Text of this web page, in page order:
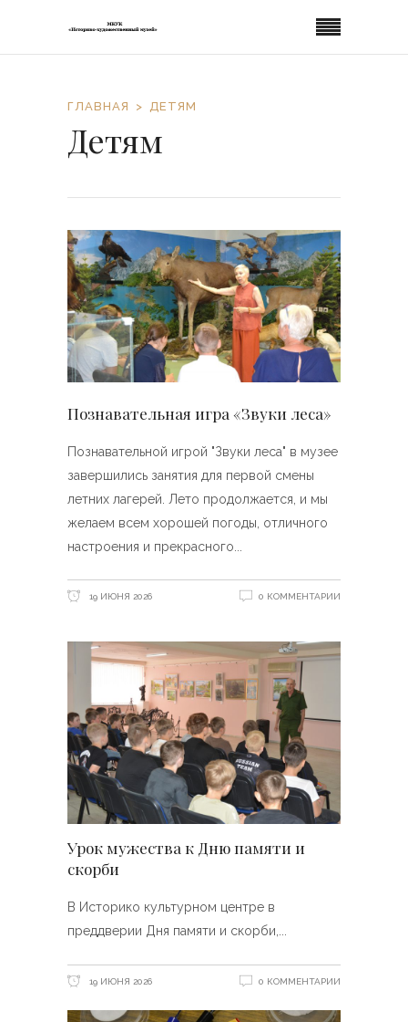
ГЛАВНАЯ ДЕТЯМ
Детям
Познавательная игра «Звуки леса»
Познавательной игрой "Звуки леса" в музее
завершились занятия для первой смены
летних лагерей. Лето продолжается, и мы
желаем всем хорошей погоды, отличного
настроения и прекрасного
19 ИЮНЯ 2026 0 КОММЕНТАРИИ
Урок мужества к Дню памяти и
скорби
В Историко культурном центре в
преддверии Дня памяти и скорби,
19 ИЮНЯ 2026 0 КОММЕНТАРИИ